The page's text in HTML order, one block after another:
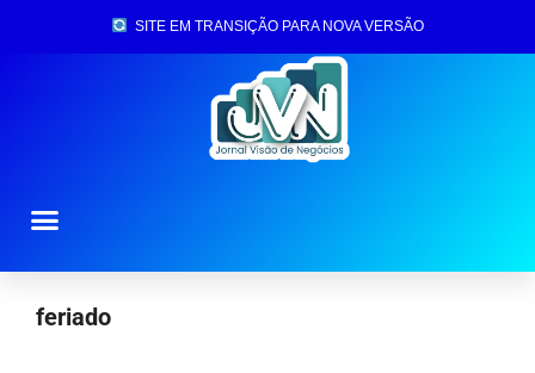
SITE EM TRANSIÇÃO PARA NOVA VERSÃO
feriado